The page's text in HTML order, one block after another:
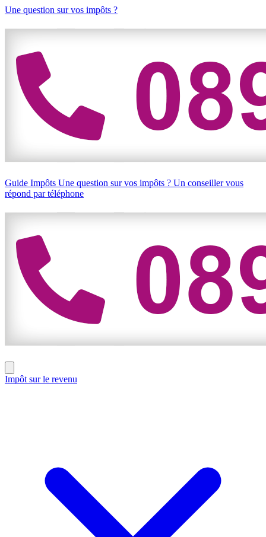
Une question sur vos impôts ?
Guide Impôts Une question sur vos impôts ? Un conseiller vous
répond par téléphone
Impôt sur le revenu